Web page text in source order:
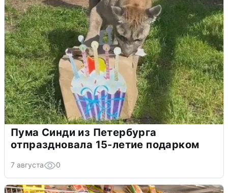
Пума Синди из Петербурга
отпраздновала 15-летие подарком
7 августа 0